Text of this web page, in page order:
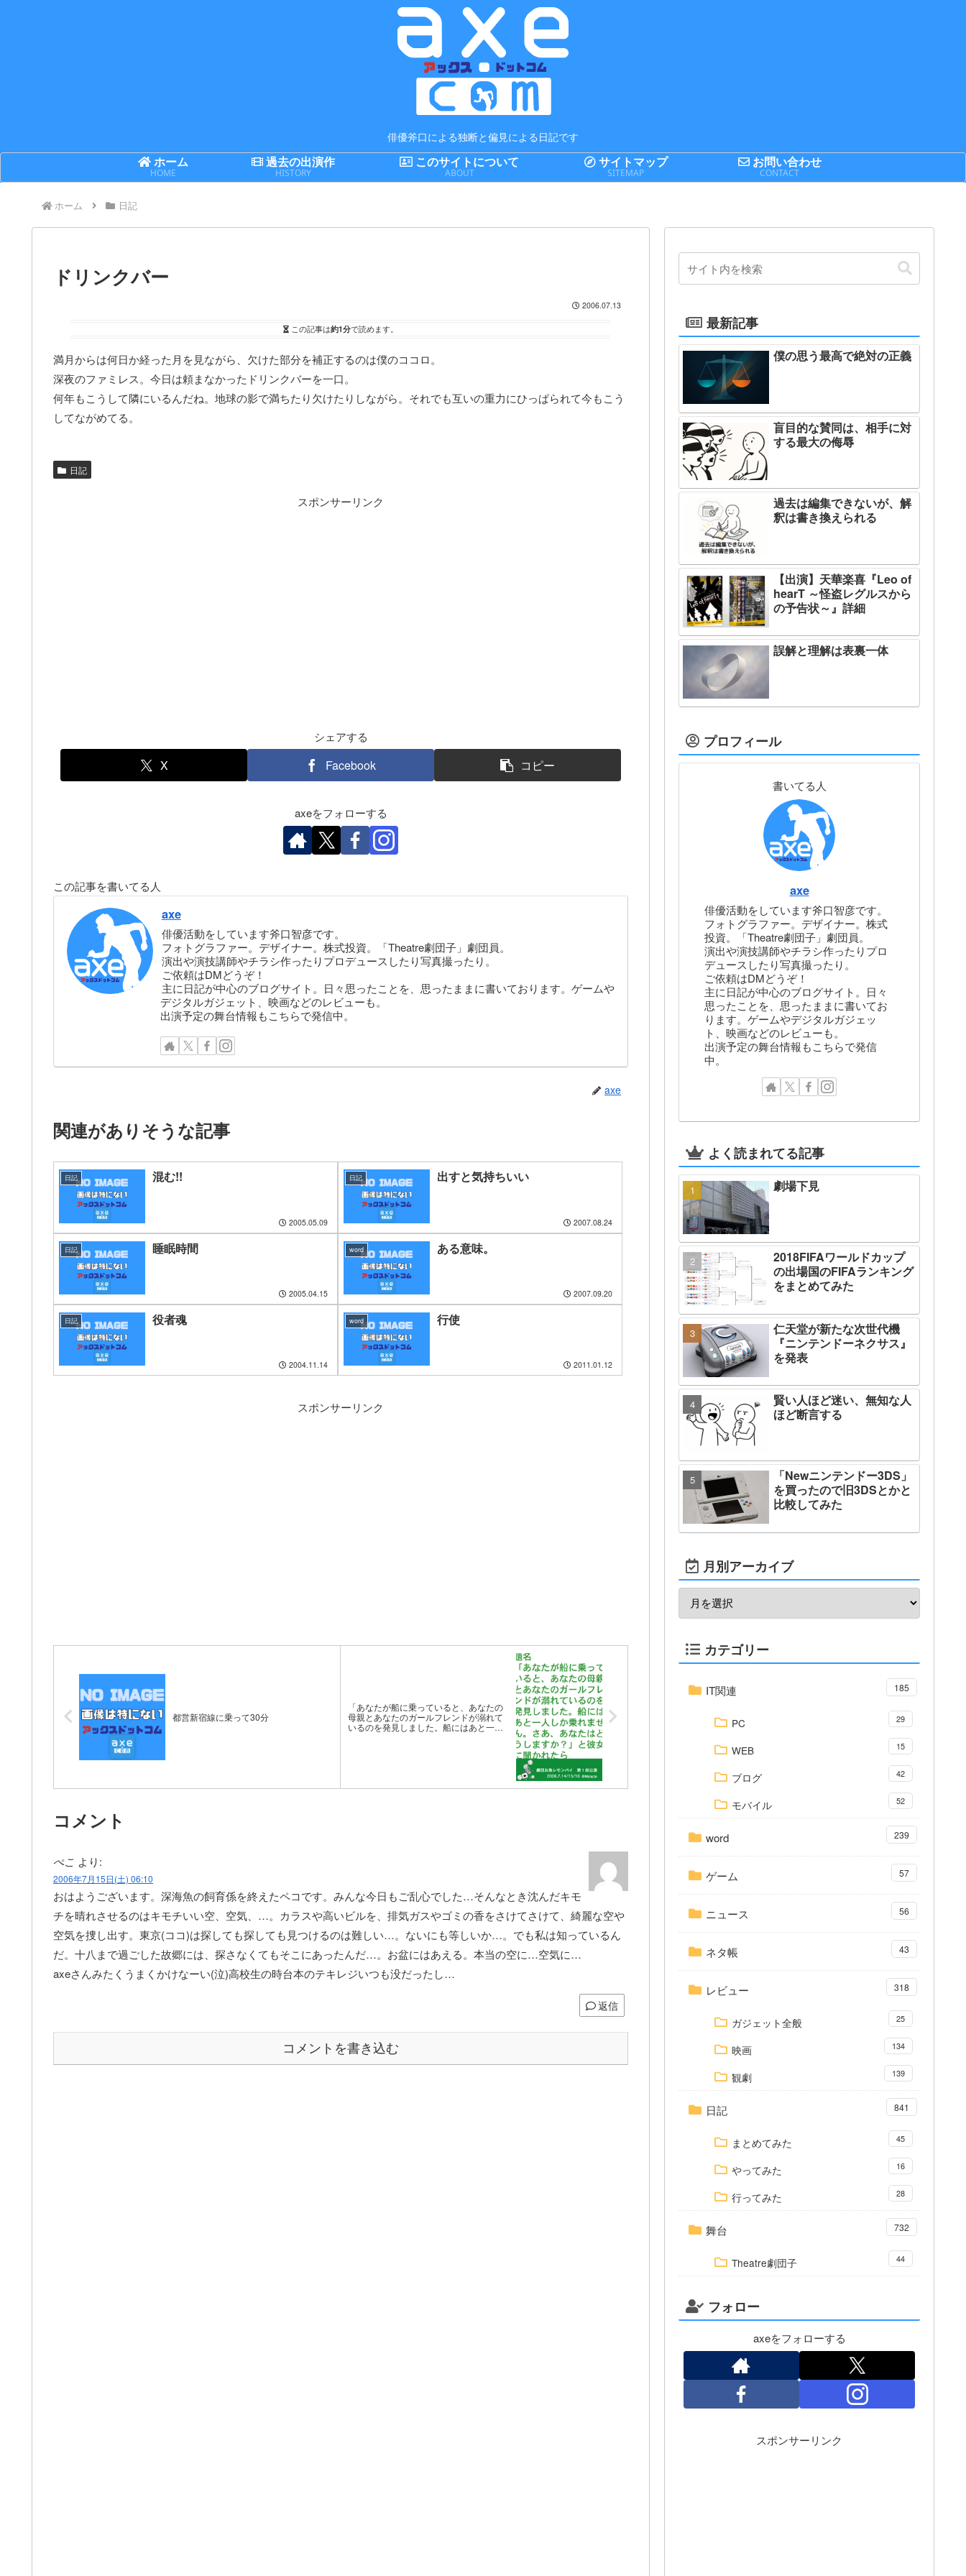
俳優斧口による独断と偏見による日記です
ホーム
HOME
過去の出演作
HISTORY
このサイトについて
ABOUT
サイトマップ
SITEMAP
お問い合わせ
CONTACT
ホーム 日記
ドリンクバー
2006.07.13
この記事は約1分で読めます。
満月からは何日か経った月を見ながら、欠けた部分を補正するのは僕のココロ。
深夜のファミレス。今日は頼まなかったドリンクバーを一口。
何年もこうして隣にいるんだね。地球の影で満ちたり欠けたりしながら。それでも互いの重力にひっぱられて今もこう
してながめてる。
日記
スポンサーリンク
シェアする
X Facebook コピー
axeをフォローする
この記事を書いてる人
axe
俳優活動をしています斧口智彦です。
フォトグラファー。デザイナー。株式投資。「Theatre劇団子」劇団員。
演出や演技講師やチラシ作ったりプロデュースしたり写真撮ったり。
ご依頼はDMどうぞ！
主に日記が中心のブログサイト。日々思ったことを、思ったままに書いております。ゲームや
デジタルガジェット、映画などのレビューも。
出演予定の舞台情報もこちらで発信中。
axe
関連がありそうな記事
日記 混む!!
2005.05.09
日記 出すと気持ちいい
2007.08.24
日記 睡眠時間
2005.04.15
word ある意味。
2007.09.20
日記 役者魂
2004.11.14
word 行使
2011.01.12
スポンサーリンク
都営新宿線に乗って30分
「あなたが船に乗っていると、あなたの
母親とあなたのガールフレンドが溺れて
いるのを発見しました。船にはあと一人
コメント
ぺこ より:
2006年7月15日(土) 06:10
おはようございます。深海魚の飼育係を終えたペコです。みんな今日もご乱心でした…そんなとき沈んだキモ
チを晴れさせるのはキモチいい空、空気、…。カラスや高いビルを、排気ガスやゴミの香をさけてさけて、綺麗な空や
空気を捜し出す。東京(ココ)は探しても探しても見つけるのは難しい…。ないにも等しいか…。でも私は知っているん
だ。十八まで過ごした故郷には、探さなくてもそこにあったんだ…。お盆にはあえる。本当の空に…空気に…
axeさんみたくうまくかけなーい(泣)高校生の時台本のテキレジいつも没だったし…
返信
コメントを書き込む
最新記事
僕の思う最高で絶対の正義
盲目的な賛同は、相手に対
する最大の侮辱
過去は編集できないが、解
釈は書き換えられる
【出演】天華楽喜『Leo of
hearT ～怪盗レグルスから
の予告状～』詳細
誤解と理解は表裏一体
プロフィール
書いてる人
axe
俳優活動をしています斧口智彦です。
フォトグラファー。デザイナー。株式
投資。「Theatre劇団子」劇団員。
演出や演技講師やチラシ作ったりプロ
デュースしたり写真撮ったり。
ご依頼はDMどうぞ！
主に日記が中心のブログサイト。日々
思ったことを、思ったままに書いてお
ります。ゲームやデジタルガジェッ
ト、映画などのレビューも。
出演予定の舞台情報もこちらで発信
中。
よく読まれてる記事
劇場下見
2018FIFAワールドカップ
の出場国のFIFAランキング
をまとめてみた
仁天堂が新たな次世代機
『ニンテンドーネクサス』
を発表
賢い人ほど迷い、無知な人
ほど断言する
「Newニンテンドー3DS」
を買ったので旧3DSとかと
比較してみた
月別アーカイブ
カテゴリー
IT関連 185
PC 29
WEB 15
ブログ 42
モバイル 52
word 239
ゲーム 57
ニュース 56
ネタ帳 43
レビュー 318
ガジェット全般 25
映画 134
観劇 139
日記 841
まとめてみた 45
やってみた 16
行ってみた 28
舞台 732
Theatre劇団子 44
フォロー
axeをフォローする
スポンサーリンク